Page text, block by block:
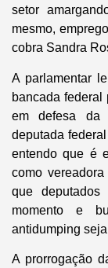
setor
mesmo,
cobra Sandra
A parlamentar
bancada federal
em defesa da
deputada
entendo que é
como
que
momento e
antidumping
A prorrogação